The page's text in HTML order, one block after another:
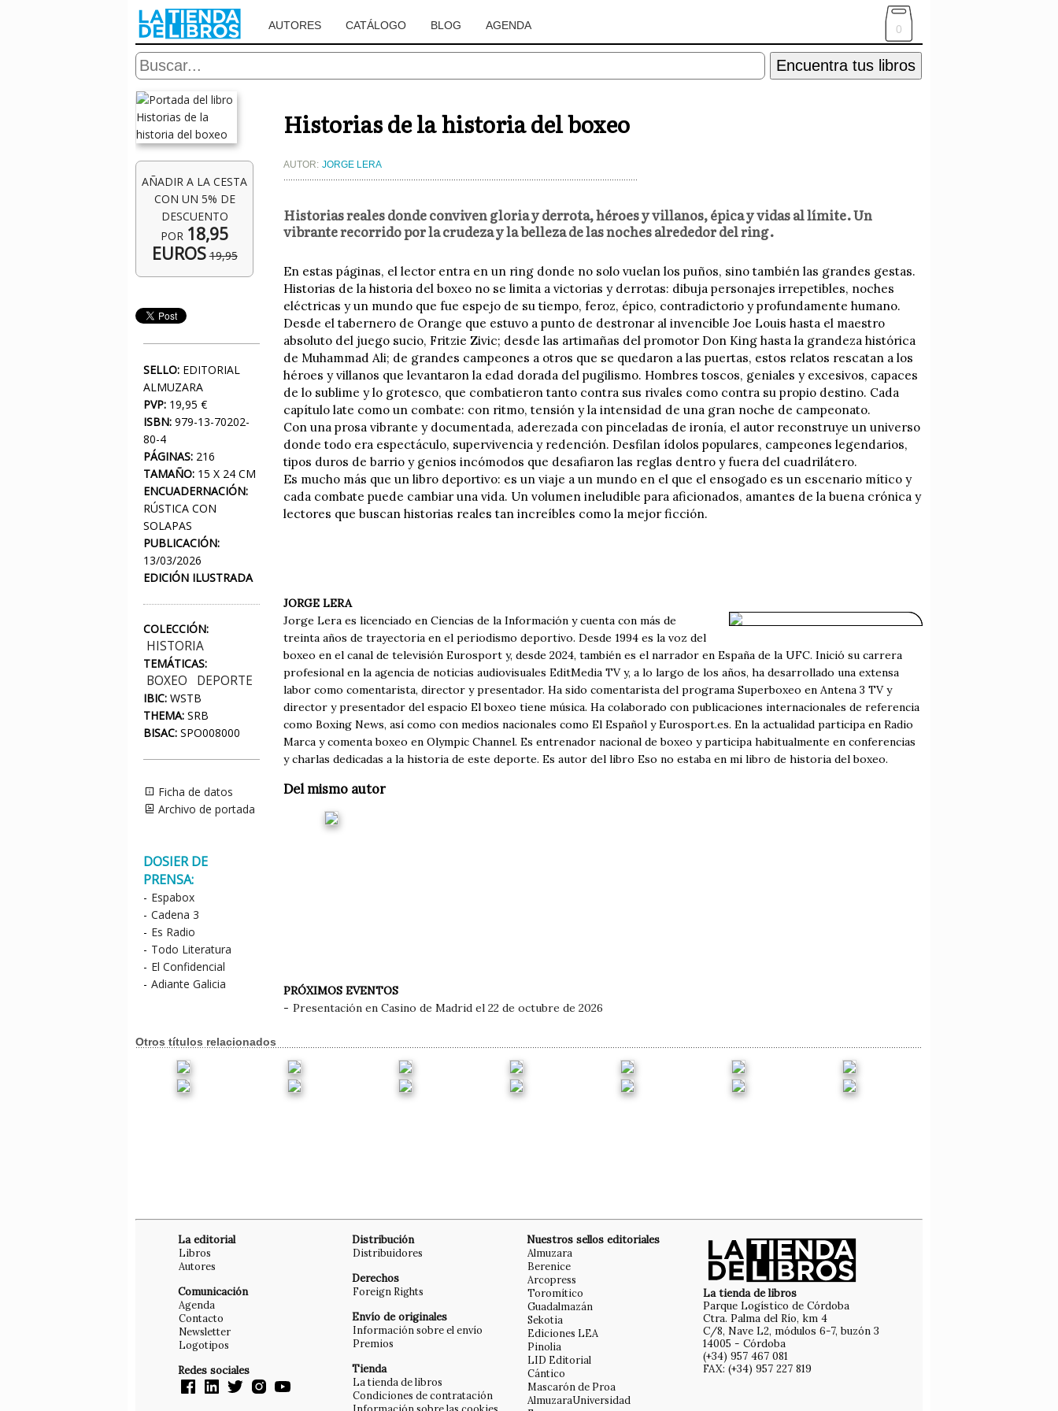
AUTORES CATÁLOGO BLOG AGENDA 0
Encuentra tus libros
AÑADIR A LA CESTA
CON UN 5% DE
DESCUENTO
POR 18,95
EUROS 19,95
SELLO: EDITORIAL
ALMUZARA
PVP: 19,95 €
ISBN: 979-13-70202-
80-4
PÁGINAS: 216
TAMAÑO: 15 X 24 CM
ENCUADERNACIÓN:
RÚSTICA CON
SOLAPAS
PUBLICACIÓN:
13/03/2026
EDICIÓN ILUSTRADA
COLECCIÓN:
HISTORIA
TEMÁTICAS:
BOXEO DEPORTE
IBIC: WSTB
THEMA: SRB
BISAC: SPO008000
Ficha de datos
Archivo de portada
DOSIER DE
PRENSA:
- Espabox
- Cadena 3
- Es Radio
- Todo Literatura
- El Confidencial
- Adiante Galicia
Historias de la historia del boxeo
AUTOR: JORGE LERA
Historias reales donde conviven gloria y derrota, héroes y villanos, épica y vidas al límite. Un
vibrante recorrido por la crudeza y la belleza de las noches alrededor del ring.
En estas páginas, el lector entra en un ring donde no solo vuelan los puños, sino también las grandes gestas.
Historias de la historia del boxeo no se limita a victorias y derrotas: dibuja personajes irrepetibles, noches
eléctricas y un mundo que fue espejo de su tiempo, feroz, épico, contradictorio y profundamente humano.
Desde el tabernero de Orange que estuvo a punto de destronar al invencible Joe Louis hasta el maestro
absoluto del juego sucio, Fritzie Zivic; desde las artimañas del promotor Don King hasta la grandeza histórica
de Muhammad Ali; de grandes campeones a otros que se quedaron a las puertas, estos relatos rescatan a los
héroes y villanos que levantaron la edad dorada del pugilismo. Hombres toscos, geniales y excesivos, capaces
de lo sublime y lo grotesco, que combatieron tanto contra sus rivales como contra su propio destino. Cada
capítulo late como un combate: con ritmo, tensión y la intensidad de una gran noche de campeonato.
Con una prosa vibrante y documentada, aderezada con pinceladas de ironía, el autor reconstruye un universo
donde todo era espectáculo, supervivencia y redención. Desfilan ídolos populares, campeones legendarios,
tipos duros de barrio y genios incómodos que desafiaron las reglas dentro y fuera del cuadrilátero.
Es mucho más que un libro deportivo: es un viaje a un mundo en el que el ensogado es un escenario mítico y
cada combate puede cambiar una vida. Un volumen ineludible para aficionados, amantes de la buena crónica y
lectores que buscan historias reales tan increíbles como la mejor ficción.
JORGE LERA
Jorge Lera es licenciado en Ciencias de la Información y cuenta con más de
treinta años de trayectoria en el periodismo deportivo. Desde 1994 es la voz del
boxeo en el canal de televisión Eurosport y, desde 2024, también es el narrador en España de la UFC. Inició su carrera
profesional en la agencia de noticias audiovisuales EditMedia TV y, a lo largo de los años, ha desarrollado una extensa
labor como comentarista, director y presentador. Ha sido comentarista del programa Superboxeo en Antena 3 TV y
director y presentador del espacio El boxeo tiene música. Ha colaborado con publicaciones internacionales de referencia
como Boxing News, así como con medios nacionales como El Español y Eurosport.es. En la actualidad participa en Radio
Marca y comenta boxeo en Olympic Channel. Es entrenador nacional de boxeo y participa habitualmente en conferencias
y charlas dedicadas a la historia de este deporte. Es autor del libro Eso no estaba en mi libro de historia del boxeo.
Del mismo autor
PRÓXIMOS EVENTOS
- Presentación en Casino de Madrid el 22 de octubre de 2026
Otros títulos relacionados
La editorial
Libros
Autores
Comunicación
Agenda
Contacto
Newsletter
Logotipos
Redes sociales
Distribución
Distribuidores
Derechos
Foreign Rights
Envío de originales
Información sobre el envío
Premios
Tienda
La tienda de libros
Condiciones de contratación
Nuestros sellos editoriales
Almuzara
Berenice
Arcopress
Toromítico
Guadalmazán
Sekotia
Ediciones LEA
Pinolia
LID Editorial
Cántico
Mascarón de Proa
AlmuzaraUniversidad
La tienda de libros
Parque Logístico de Córdoba
Ctra. Palma del Río, km 4
C/8, Nave L2, módulos 6-7, buzón 3
14005 - Córdoba
(+34) 957 467 081
FAX: (+34) 957 227 819